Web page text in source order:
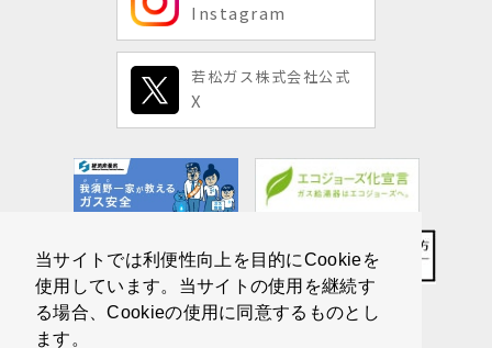
当サイトでは利便性向上を目的にCookieを
使用しています。当サイトの使用を継続す
る場合、Cookieの使用に同意するものとし
ます。
Instagram
若松ガス株式会社公式
X